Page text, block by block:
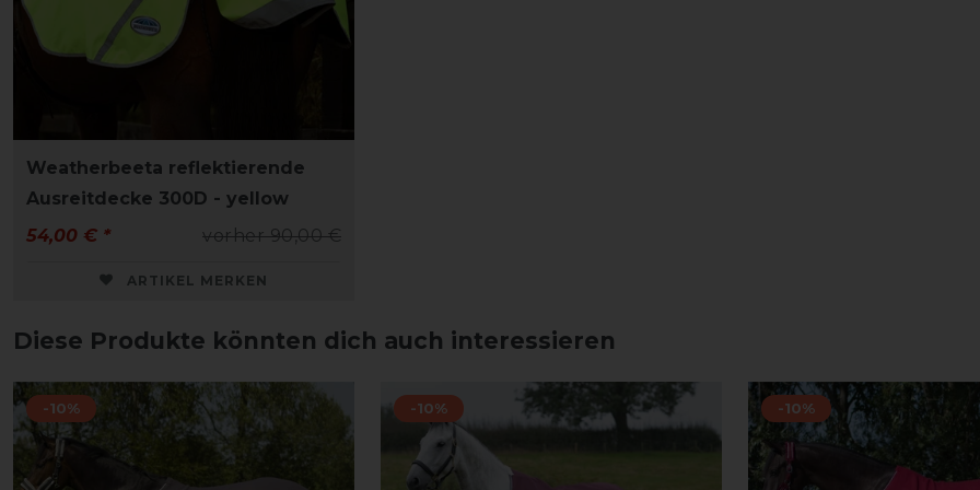
Weatherbeeta reflektierende
Ausreitdecke 300D - yellow
vorher 90,00 €
54,00 € *
ARTIKEL MERKEN
Diese Produkte könnten dich auch interessieren
-10% -10% -10%